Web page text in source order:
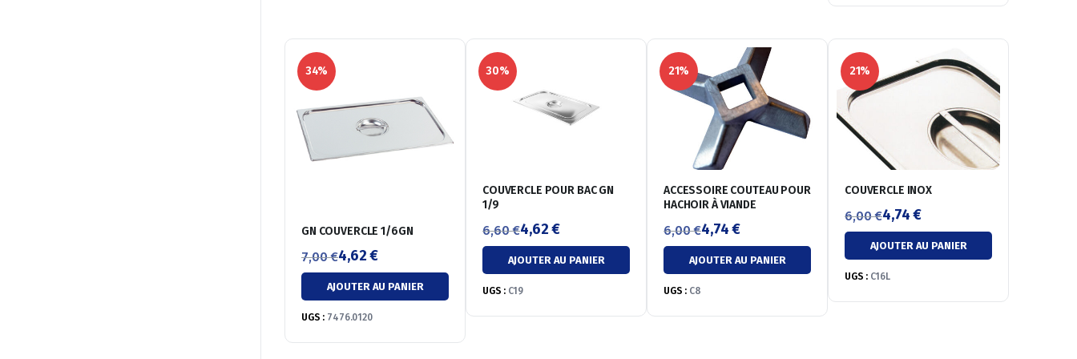
était :
est :
34%
GN COUVERCLE 1/6GN
7,00€
Le
prix
initial
était :
4,62€
Le
prix
actuel
est :
AJOUTER AU PANIER
UGS : 7476.0120
30%
COUVERCLE POUR BAC GN
1/9
6,60€
Le
prix
initial
était :
4,62€
Le
prix
actuel
est :
AJOUTER AU PANIER
UGS : C19
21%
ACCESSOIRE COUTEAU POUR
HACHOIR À VIANDE
6,00€
Le
prix
initial
était :
4,74€
Le
prix
actuel
est :
AJOUTER AU PANIER
UGS : C8
21%
COUVERCLE INOX
6,00€
Le
prix
initial
était :
4,74€
Le
prix
actuel
est :
AJOUTER AU PANIER
UGS : C16L